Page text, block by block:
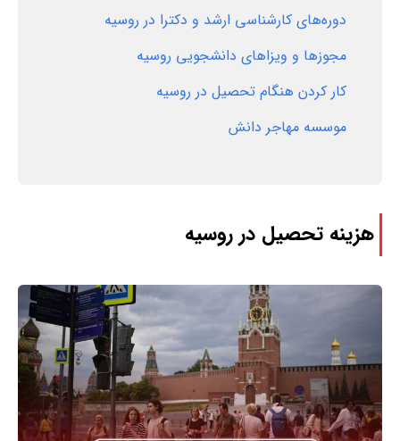
دوره‌های کارشناسی ارشد و دکترا در روسیه
مجوزها و ویزاهای دانشجویی روسیه
کار کردن هنگام تحصیل در روسیه
موسسه مهاجر دانش
هزینه‌ تحصیل در روسیه